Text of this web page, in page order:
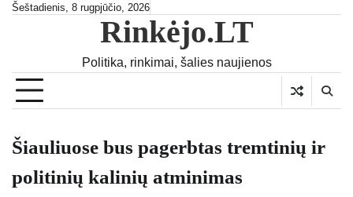
SkipŠeštadienis, 8 rugpjūčio, 2026
Rinkėjo.LT
Politika, rinkimai, šalies naujienos
Šiauliuose bus pagerbtas tremtinių ir
politinių kalinių atminimas